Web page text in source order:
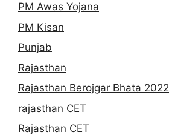
PM Awas Yojana
PM Kisan
Punjab
Rajasthan
Rajasthan Berojgar Bhata 2022
rajasthan CET
Rajasthan CET